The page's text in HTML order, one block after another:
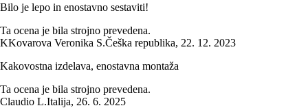
Bilo je lepo in enostavno sestaviti!
Ta ocena je bila strojno prevedena.
KKovarova Veronika S.Češka republika, 22. 12. 2023
Kakovostna izdelava, enostavna montaža
Ta ocena je bila strojno prevedena.
Claudio L.Italija, 26. 6. 2025